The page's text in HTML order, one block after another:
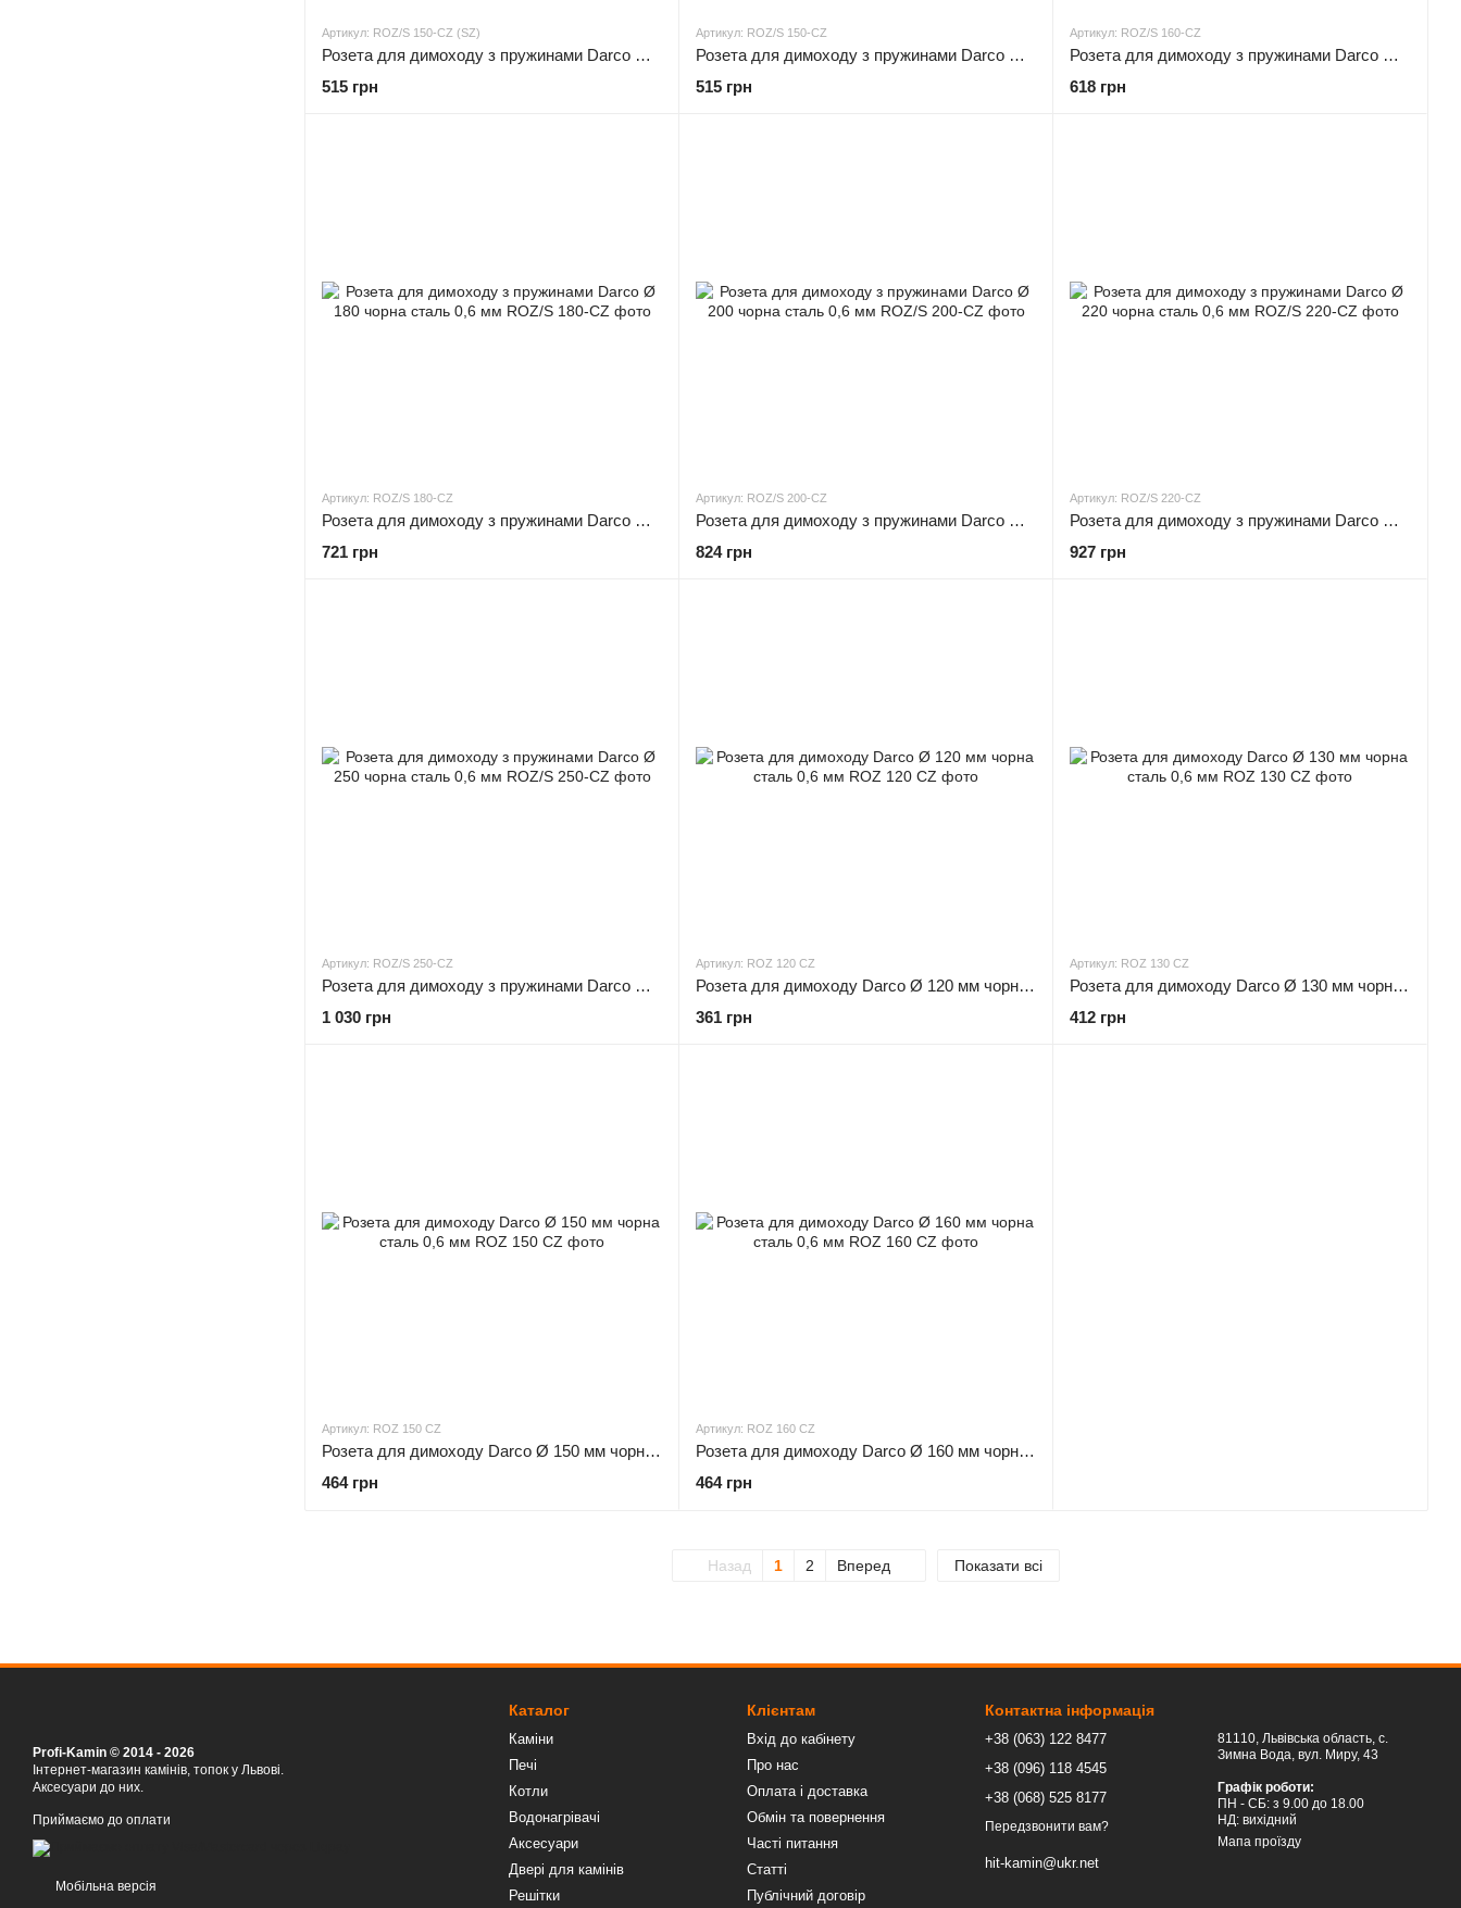
Артикул: ROZ/S 150-CZ (SZ)
Розета для димоходу з пружинами Darco Ø 150 мм чорна сталь 0,6 мм (антрацит)
515 грн
Артикул: ROZ/S 150-CZ
Розета для димоходу з пружинами Darco Ø 150 чорна сталь 0,6 мм
515 грн
Артикул: ROZ/S 160-CZ
Розета для димоходу з пружинами Darco Ø 160 чорна сталь 0,6 мм
618 грн
Артикул: ROZ/S 180-CZ
Розета для димоходу з пружинами Darco Ø 180 чорна сталь 0,6 мм
721 грн
Артикул: ROZ/S 200-CZ
Розета для димоходу з пружинами Darco Ø 200 чорна сталь 0,6 мм
824 грн
Артикул: ROZ/S 220-CZ
Розета для димоходу з пружинами Darco Ø 220 чорна сталь 0,6 мм
927 грн
Артикул: ROZ/S 250-CZ
Розета для димоходу з пружинами Darco Ø 250 чорна сталь 0,6 мм
1 030 грн
Артикул: ROZ 120 CZ
Розета для димоходу Darco Ø 120 мм чорна сталь 0,6 мм
361 грн
Артикул: ROZ 130 CZ
Розета для димоходу Darco Ø 130 мм чорна сталь 0,6 мм
412 грн
Артикул: ROZ 150 CZ
Розета для димоходу Darco Ø 150 мм чорна сталь 0,6 мм
464 грн
Артикул: ROZ 160 CZ
Розета для димоходу Darco Ø 160 мм чорна сталь 0,6 мм
464 грн
Назад 1 2 Вперед Показати всі
Profi-Kamin © 2014 - 2026
Інтернет-магазин камінів, топок у Львові.
Аксесуари до них.
Приймаємо до оплати
Мобільна версія
Каталог
Каміни
Печі
Котли
Водонагрівачі
Аксесуари
Двері для камінів
Решітки
Клієнтам
Вхід до кабінету
Про нас
Оплата і доставка
Обмін та повернення
Часті питання
Статті
Публічний договір
Контактна інформація
+38 (063) 122 8477
+38 (096) 118 4545
+38 (068) 525 8177
Передзвонити вам?
hit-kamin@ukr.net
81110, Львівська область, c.
Зимна Вода, вул. Миру, 43
Графік роботи:
ПН - СБ: з 9.00 до 18.00
НД: вихідний
Мапа проїзду